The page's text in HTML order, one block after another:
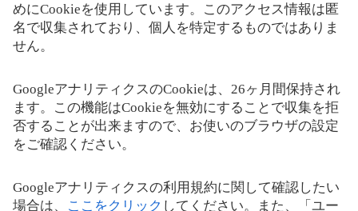
めにCookieを使用しています。このアクセス情報は匿
名で収集されており、個人を特定するものではありま
せん。
GoogleアナリティクスのCookieは、26ヶ月間保持され
ます。この機能はCookieを無効にすることで収集を拒
否することが出来ますので、お使いのブラウザの設定
をご確認ください。
Googleアナリティクスの利用規約に関して確認したい
場合は、
ここをクリック してください。また、「ユー